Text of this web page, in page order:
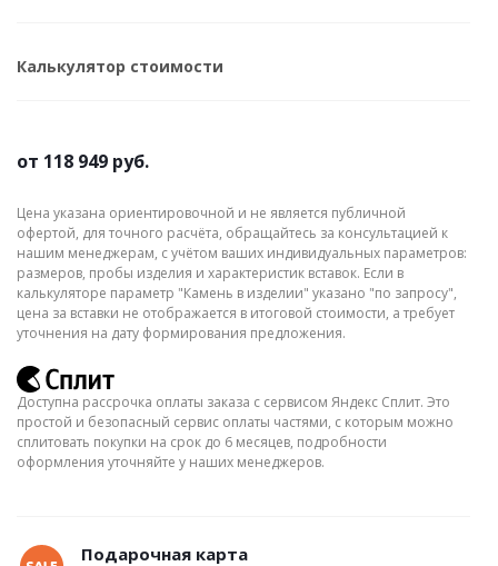
Калькулятор стоимости
от 118 949 руб.
Цена указана ориентировочной и не является публичной
офертой, для точного расчёта, обращайтесь за консультацией к
нашим менеджерам, с учётом ваших индивидуальных параметров:
размеров, пробы изделия и характеристик вставок. Если в
калькуляторе параметр "Камень в изделии" указано "по запросу",
цена за вставки не отображается в итоговой стоимости, а требует
уточнения на дату формирования предложения.
Доступна рассрочка оплаты заказа с сервисом Яндекс Сплит. Это
простой и безопасный сервис оплаты частями, с которым можно
сплитовать покупки на срок до 6 месяцев, подробности
оформления уточняйте у наших менеджеров.
Подарочная карта